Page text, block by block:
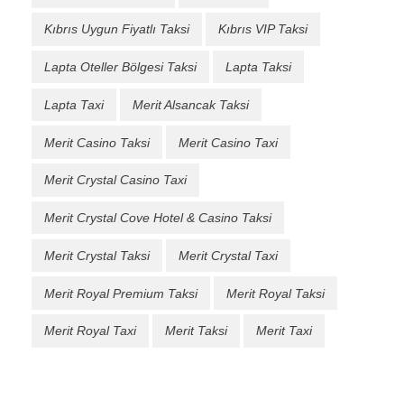
Kıbrıs Uygun Fiyatlı Taksi Kıbrıs VIP Taksi
Lapta Oteller Bölgesi Taksi Lapta Taksi
Lapta Taxi Merit Alsancak Taksi
Merit Casino Taksi Merit Casino Taxi
Merit Crystal Casino Taxi
Merit Crystal Cove Hotel & Casino Taksi
Merit Crystal Taksi Merit Crystal Taxi
Merit Royal Premium Taksi Merit Royal Taksi
Merit Royal Taxi Merit Taksi Merit Taxi